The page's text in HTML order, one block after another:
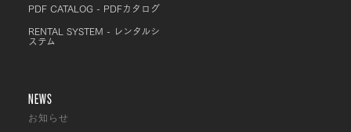
PDF CATALOG - PDFカタログ
RENTAL SYSTEM - レンタルシ
ステム
NEWS
お知らせ